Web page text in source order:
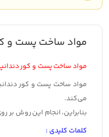
مواد ساخت پست و
مواد ساخت پست و کور
مواد ساخت پست و کور
می‌کند.
بنابراین، انجام این روش
کلمات کلیدی :